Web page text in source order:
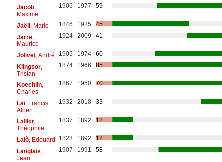
Jacob,
Maxime
1906 1977 59
Jaëll, Marie 1846 1925
45
Jarre,
Maurice
1924 2009 41
Jolivet, André 1905 1974
60
Klingsor,
Tristan
1874 1966 85
Koechlin,
Charles
1867 1950 70
Lai, Francis
Albert
1932 2018 33
Lalliet,
Théophile
1837 1892 12
Lalò, Edouard 1823 1892
12
Langlais
Jean
1907 1991 58